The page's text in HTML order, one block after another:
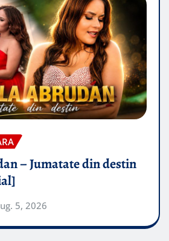
– Jumatate din destin
5, 2026